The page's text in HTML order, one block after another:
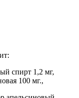
спирт 1,2 мг,
100 мг.,